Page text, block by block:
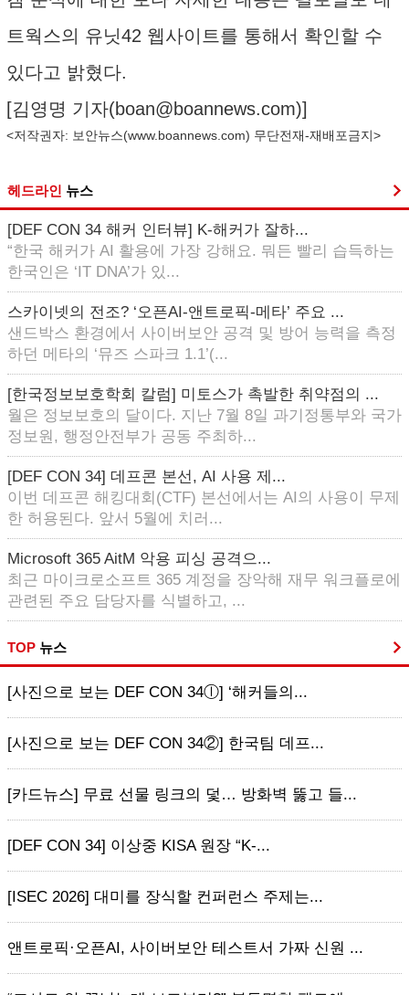
트웍스의 유닛42 웹사이트를 통해서 확인할 수
있다고 밝혔다.
[김영명 기자(boan@boannews.com)]
<저작권자: 보안뉴스(www.boannews.com) 무단전재-재배포금지>
헤드라인 뉴스
[DEF CON 34 해커 인터뷰] K-해커가 잘하...
“한국 해커가 AI 활용에 가장 강해요. 뭐든 빨리 습득하는
한국인은 ‘IT DNA’가 있...
스카이넷의 전조? ‘오픈AI-앤트로픽-메타’ 주요 ...
샌드박스 환경에서 사이버보안 공격 및 방어 능력을 측정
하던 메타의 ‘뮤즈 스파크 1.1’(...
[한국정보보호학회 칼럼] 미토스가 촉발한 취약점의 ...
월은 정보보호의 달이다. 지난 7월 8일 과기정통부와 국가
정보원, 행정안전부가 공동 주최하...
[DEF CON 34] 데프콘 본선, AI 사용 제...
이번 데프콘 해킹대회(CTF) 본선에서는 AI의 사용이 무제
한 허용된다. 앞서 5월에 치러...
Microsoft 365 AitM 악용 피싱 공격으...
최근 마이크로소프트 365 계정을 장악해 재무 워크플로에
관련된 주요 담당자를 식별하고, ...
TOP 뉴스
[사진으로 보는 DEF CON 34ⓛ] ‘해커들의...
[사진으로 보는 DEF CON 34②] 한국팀 데프...
[카드뉴스] 무료 선물 링크의 덫… 방화벽 뚫고 들...
[DEF CON 34] 이상중 KISA 원장 “K-...
[ISEC 2026] 대미를 장식할 컨퍼런스 주제는...
앤트로픽·오픈AI, 사이버보안 테스트서 가짜 신원 ...